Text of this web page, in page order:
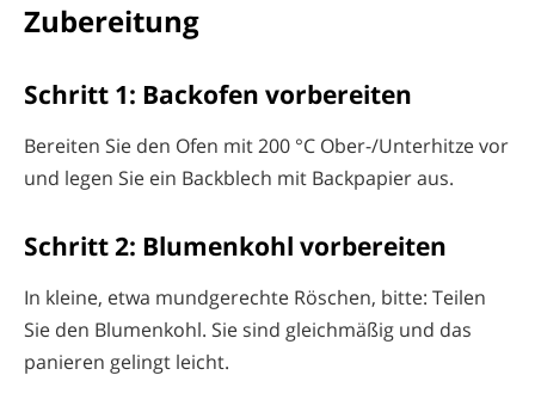
Zubereitung
Schritt 1: Backofen vorbereiten
Bereiten Sie den Ofen mit 200 °C Ober-/Unterhitze vor
und legen Sie ein Backblech mit Backpapier aus.
Schritt 2: Blumenkohl vorbereiten
In kleine, etwa mundgerechte Röschen, bitte: Teilen
Sie den Blumenkohl. Sie sind gleichmäßig und das
panieren gelingt leicht.